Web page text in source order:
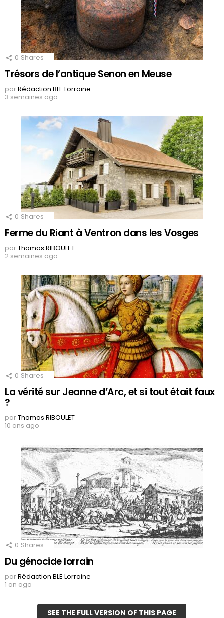
0 Shares
Trésors de l’antique Senon en Meuse
parRédaction BLE Lorraine
3 semaines ago
0 Shares
Ferme du Riant à Ventron dans les Vosges
parThomas RIBOULET
2 semaines ago
0 Shares
La vérité sur Jeanne d’Arc, et si tout était faux
?
parThomas RIBOULET
10 ans ago
0 Shares
Du génocide lorrain
parRédaction BLE Lorraine
1 an ago
SEE THE FULL VERSION OF THIS PAGE